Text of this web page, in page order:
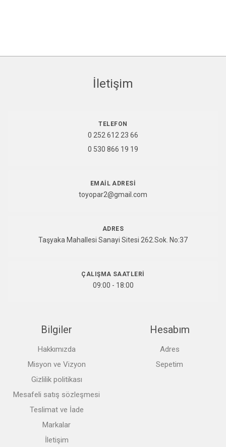
İletişim
TELEFON
0 252 612 23 66
0 530 866 19 19
EMAIL ADRESI
toyopar2@gmail.com
ADRES
Taşyaka Mahallesi Sanayi Sitesi 262.Sok. No:37
ÇALIŞMA SAATLERI
09:00 - 18:00
Bilgiler
Hakkımızda
Misyon ve Vizyon
Gizlilik politikası
Mesafeli satış sözleşmesi
Teslimat ve İade
Markalar
İletişim
Hesabım
Adres
Sepetim